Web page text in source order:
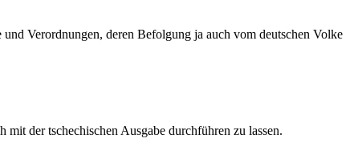
Verordnungen, deren Befolgung ja auch vom deutschen Volke
der tschechischen Ausgabe durchführen zu lassen.